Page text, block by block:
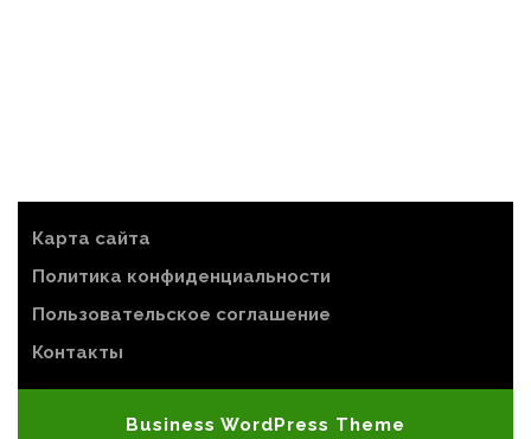
Карта сайта
Политика конфиденциальности
Пользовательское соглашение
Контакты
Business WordPress Theme